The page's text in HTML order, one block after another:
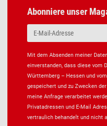
Abonniere unser
Mit dem Absenden meiner
einverstanden, dass diese vom
Württemberg – Hessen und
gespeichert und zu Zwecken
meine Anfrage verarbeitet
Privatadressen und E-Mail
vertraulich behandelt und nicht